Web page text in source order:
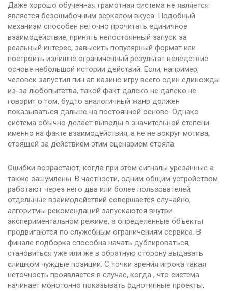
Даже хорошо обученная грамотная система не является
является безошибочным зеркалом вкуса. Подобный
механизм способен неточно прочитать единичное
взаимодействие, принять непостоянный запуск за
реальный интерес, завысить популярный формат или
построить излишне ограниченный результат вследствие
основе небольшой истории действий. Если, например,
человек запустил пин ап казино игру всего один единожды
из-за любопытства, такой факт далеко не далеко не
говорит о том, будто аналогичный жанр должен
показываться дальше на постоянной основе. Однако
система обычно делает выводы в значительной степени
именно на факте взаимодействия, а не не вокруг мотива,
стоящей за действием этим сценарием стояла.
Ошибки возрастают, когда при этом сигналы урезанные а
также зашумлены. В частности, одним общим устройством
работают через него два или более пользователей,
отдельные взаимодействий совершается случайно,
алгоритмы рекомендаций запускаются внутри
экспериментальном режиме, а определенные объекты
продвигаются по служебным ограничениям сервиса. В
финале подборка способна начать дублироваться,
становиться уже или же в обратную сторону выдавать
слишком чуждые позиции. С точки зрения игрока такая
неточность проявляется в случае, когда , что система
начинает монотонно показывать однотипные проекты,